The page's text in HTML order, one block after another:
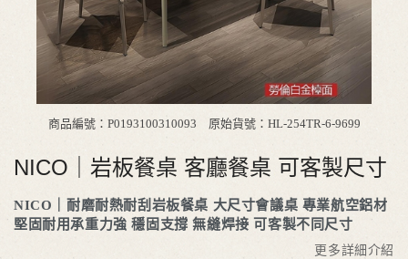
商品編號：P0193100310093 原始貨號：HL-254TR-6-9699
NICO｜岩板餐桌 客廳餐桌 可客製尺寸
NICO｜耐磨耐熱耐刮岩板餐桌 大尺寸會議桌 專業航空鋁材
堅固耐用承重力強 穩固支撐 無縫焊接 可客製不同尺寸
更多詳細介紹